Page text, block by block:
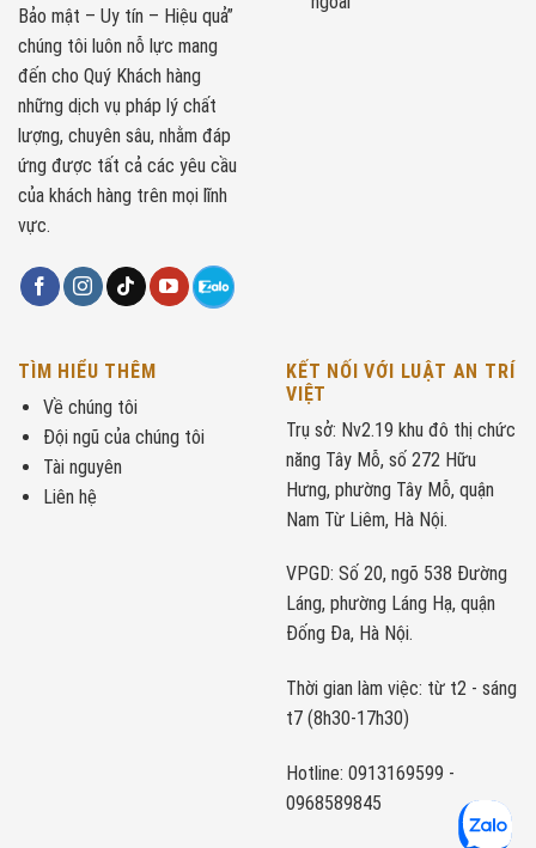
Bảo mật – Uy tín – Hiệu quả”
chúng tôi luôn nỗ lực mang
đến cho Quý Khách hàng
những dịch vụ pháp lý chất
lượng, chuyên sâu, nhằm đáp
ứng được tất cả các yêu cầu
của khách hàng trên mọi lĩnh
vực.
TÌM HIỂU THÊM
Về chúng tôi
Đội ngũ của chúng tôi
Tài nguyên
Liên hệ
KẾT NỐI VỚI LUẬT AN TRÍ
VIỆT
Trụ sở: Nv2.19 khu đô thị chức
năng Tây Mỗ, số 272 Hữu
Hưng, phường Tây Mỗ, quận
Nam Từ Liêm, Hà Nội.
VPGD: Số 20, ngõ 538 Đường
Láng, phường Láng Hạ, quận
Đống Đa, Hà Nội.
Thời gian làm việc: từ t2 - sáng
t7 (8h30-17h30)
Hotline: 0913169599 -
0968589845